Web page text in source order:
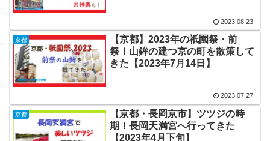
2023.08.23
京都
【京都】2023年の祇園祭・前
祭！山鉾の建つ京の町を散策して
きた【2023年7月14日】
2023.07.27
京都
【京都・長岡京市】ツツジの時
期！長岡天満宮へ行ってきた
【2023年4月下旬】